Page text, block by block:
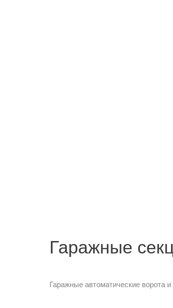
Гаражные
Гаражные автоматические ворота